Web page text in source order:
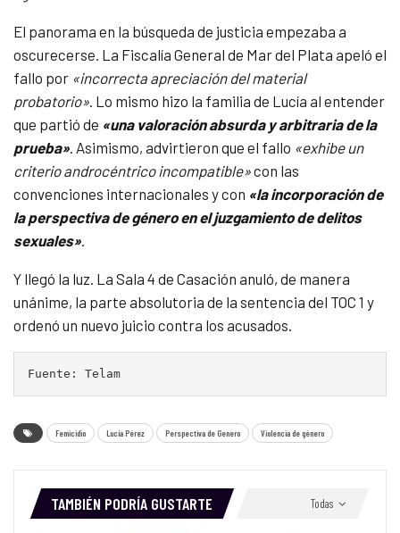
El panorama en la búsqueda de justicia empezaba a
oscurecerse. La Fiscalía General de Mar del Plata apeló el
fallo por «incorrecta apreciación del material
probatorio». Lo mismo hizo la familia de Lucía al entender
que partió de «una valoración absurda y arbitraria de la
prueba». Asimismo, advirtieron que el fallo «exhibe un
criterio androcéntrico incompatible»con las
convenciones internacionales y con «la incorporación de
la perspectiva de género en el juzgamiento de delitos
sexuales».
Y llegó la luz. La Sala 4 de Casación anuló, de manera
unánime, la parte absolutoria de la sentencia del TOC 1 y
ordenó un nuevo juicio contra los acusados.
Fuente: Telam
Femicidio Lucía Pérez Perspectiva de Genero Violencia de género
Todas
TAMBIÉN PODRÍA GUSTARTE